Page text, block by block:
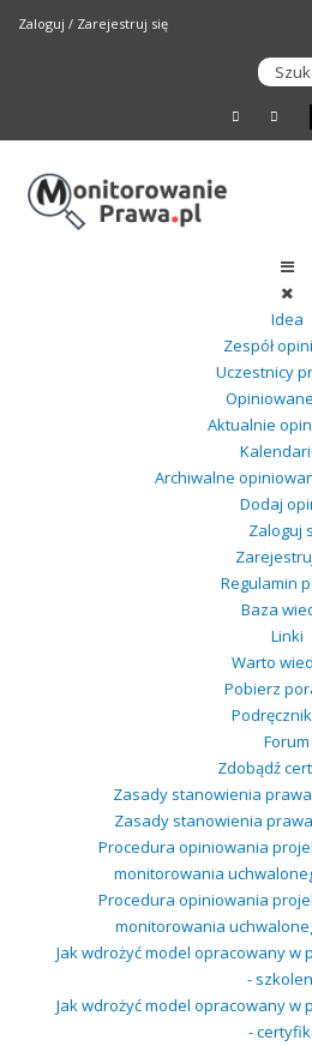
Zaloguj / Zarejestruj się
Idea
Zespół
Uczestnicy
Aktualnie
Archiwalne
Dodaj
Zaloguj
Regulamin
Baza
Linki
Warto
Pobierz
Forum
Zdobądź
Zasady stanowienia
Zasady stanowienia
Procedura opiniowania
monitorowania
Procedura opiniowania
monitorowania
Jak wdrożyć model opracowany w
-
Jak wdrożyć model opracowany w
-